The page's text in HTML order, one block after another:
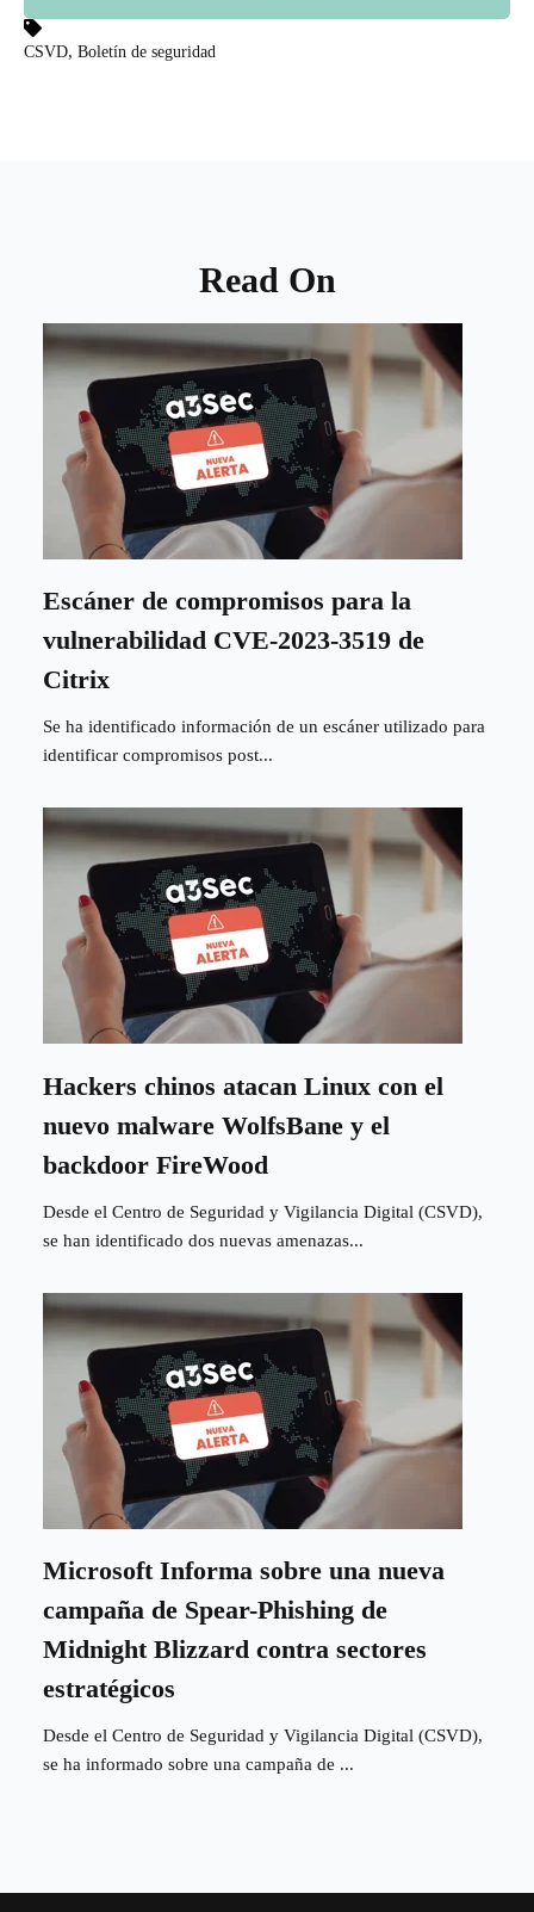
CSVD, Boletín de seguridad
Read On
Escáner de compromisos para la
vulnerabilidad CVE-2023-3519 de
Citrix
Se ha identificado información de un escáner utilizado para
identificar compromisos post...
Hackers chinos atacan Linux con el
nuevo malware WolfsBane y el
backdoor FireWood
Desde el Centro de Seguridad y Vigilancia Digital (CSVD),
se han identificado dos nuevas amenazas...
Microsoft Informa sobre una nueva
campaña de Spear-Phishing de
Midnight Blizzard contra sectores
estratégicos
Desde el Centro de Seguridad y Vigilancia Digital (CSVD),
se ha informado sobre una campaña de ...